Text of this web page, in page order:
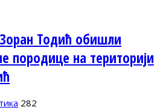
Тодић обишли
породице на територији
282